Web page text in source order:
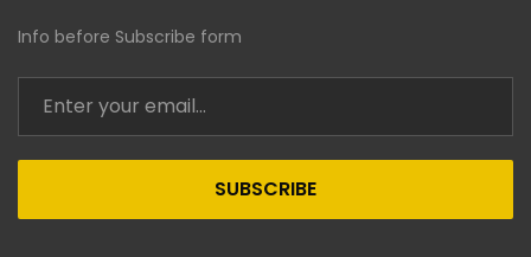
Info before Subscribe form
SUBSCRIBE